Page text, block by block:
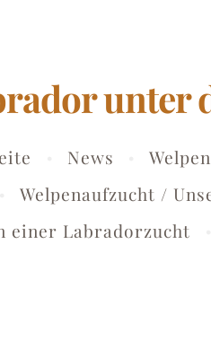
unter
News
Welpenaufzucht /
einer Labradorzucht